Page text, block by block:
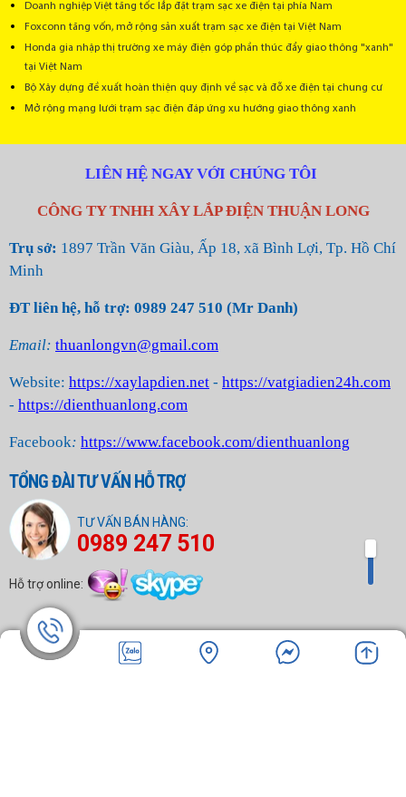
Doanh nghiệp Việt tăng tốc lắp đặt trạm sạc xe điện tại phía Nam
Foxconn tăng vốn, mở rộng sản xuất trạm sạc xe điện tại Việt Nam
Honda gia nhập thị trường xe máy điện góp phần thúc đẩy giao thông "xanh"
tại Việt Nam
Bộ Xây dựng đề xuất hoàn thiện quy định về sạc và đỗ xe điện tại chung cư
Mở rộng mạng lưới trạm sạc điện đáp ứng xu hướng giao thông xanh
LIÊN HỆ NGAY VỚI CHÚNG TÔI
CÔNG TY TNHH XÂY LẮP ĐIỆN THUẬN LONG
Trụ sở: 1897 Trần Văn Giàu, Ấp 18, xã Bình Lợi, Tp. Hồ Chí
Minh
ĐT liên hệ, hỗ trợ: 0989 247 510 (Mr Danh)
Email: thuanlongvn@gmail.com
Website: https://xaylapdien.net - https://vatgiadien24h.com
- https://dienthuanlong.com
Facebook: https://www.facebook.com/dienthuanlong
TỔNG ĐÀI TƯ VẤN HỖ TRỢ
TƯ VẤN BÁN HÀNG:
0989 247 510
Hỗ trợ online: